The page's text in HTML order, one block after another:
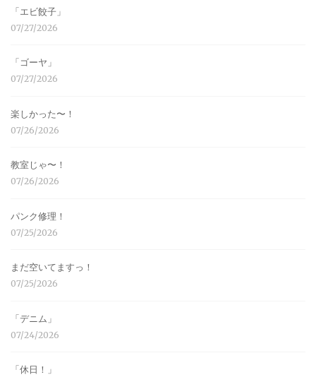
「エビ餃子」
07/27/2026
「ゴーヤ」
07/27/2026
楽しかった〜！
07/26/2026
教室じゃ〜！
07/26/2026
パンク修理！
07/25/2026
まだ空いてますっ！
07/25/2026
「デニム」
07/24/2026
「休日！」